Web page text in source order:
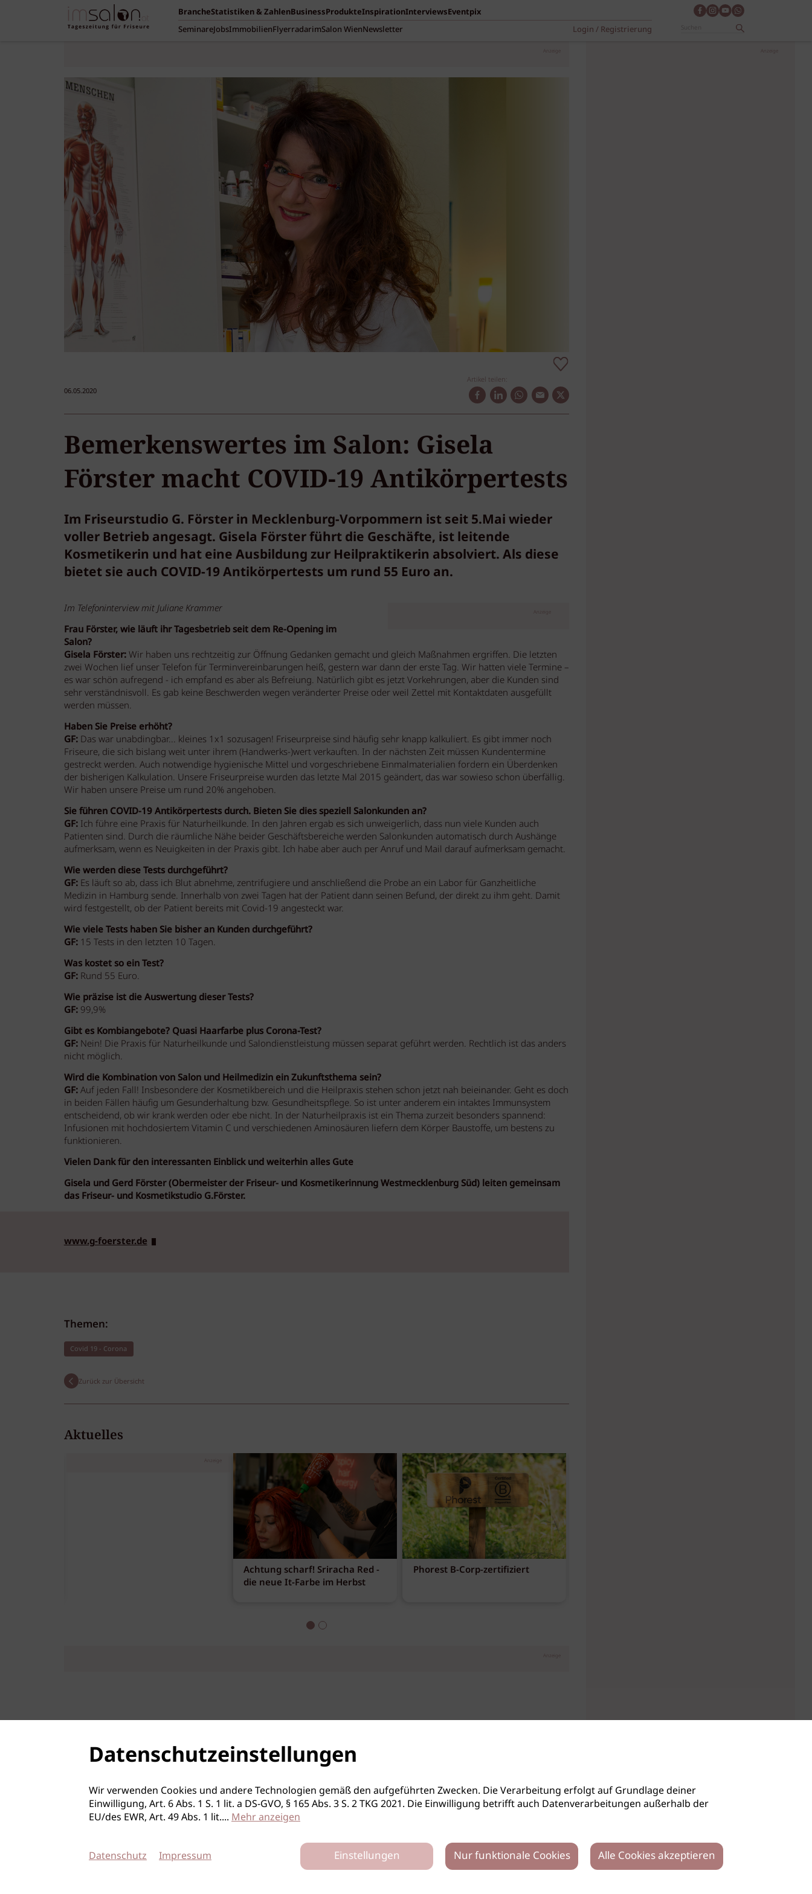
BrancheStatistiken & ZahlenBusinessProdukteInspirationInterviewsEventpix
SeminareJobsImmobilienFlyerradarimSalon WienNewsletter Login / Registrierung
Anzeige
06.05.2020
Artikel teilen:
Bemerkenswertes im Salon: Gisela
Förster macht COVID-19 Antikörpertests
Im Friseurstudio G. Förster in Mecklenburg-Vorpommern ist seit 5.Mai wieder
voller Betrieb angesagt. Gisela Förster führt die Geschäfte, ist leitende
Kosmetikerin und hat eine Ausbildung zur Heilpraktikerin absolviert. Als diese
bietet sie auch COVID-19 Antikörpertests um rund 55 Euro an.
Anzeige
Im Telefoninterview mit Juliane Krammer
Frau Förster, wie läuft ihr Tagesbetrieb seit dem Re-Opening im
Salon?
Gisela Förster:Wir haben uns rechtzeitig zur Öffnung Gedanken gemacht und gleich Maßnahmen ergriffen. Die letzten
zwei Wochen lief unser Telefon für Terminvereinbarungen heiß, gestern war dann der erste Tag. Wir hatten viele Termine –
es war schön aufregend - ich empfand es aber als Befreiung. Natürlich gibt es jetzt Vorkehrungen, aber die Kunden sind
sehr verständnisvoll. Es gab keine Beschwerden wegen veränderter Preise oder weil Zettel mit Kontaktdaten ausgefüllt
werden müssen.
Haben Sie Preise erhöht?
GF:Das war unabdingbar... kleines 1x1 sozusagen! Friseurpreise sind häufig sehr knapp kalkuliert. Es gibt immer noch
Friseure, die sich bislang weit unter ihrem (Handwerks-)wert verkauften. In der nächsten Zeit müssen Kundentermine
gestreckt werden. Auch notwendige hygienische Mittel und vorgeschriebene Einmalmaterialien fordern ein Überdenken
der bisherigen Kalkulation. Unsere Friseurpreise wurden das letzte Mal 2015 geändert, das war sowieso schon überfällig.
Wir haben unsere Preise um rund 20% angehoben.
Sie führen COVID-19 Antikörpertests durch. Bieten Sie dies speziell Salonkunden an?
GF:Ich führe eine Praxis für Naturheilkunde. In den Jahren ergab es sich unweigerlich, dass nun viele Kunden auch
Patienten sind. Durch die räumliche Nähe beider Geschäftsbereiche werden Salonkunden automatisch durch Aushänge
aufmerksam, wenn es Neuigkeiten in der Praxis gibt. Ich habe aber auch per Anruf und Mail darauf aufmerksam gemacht.
Wie werden diese Tests durchgeführt?
GF:Es läuft so ab, dass ich Blut abnehme, zentrifugiere und anschließend die Probe an ein Labor für Ganzheitliche
Medizin in Hamburg sende. Innerhalb von zwei Tagen hat der Patient dann seinen Befund, der direkt zu ihm geht. Damit
wird festgestellt, ob der Patient bereits mit Covid-19 angesteckt war.
Wie viele Tests haben Sie bisher an Kunden durchgeführt?
GF:15 Tests in den letzten 10 Tagen.
Was kostet so ein Test?
GF:Rund 55 Euro.
Wie präzise ist die Auswertung dieser Tests?
GF:99,9%
Gibt es Kombiangebote? Quasi Haarfarbe plus Corona-Test?
GF:Nein! Die Praxis für Naturheilkunde und Salondienstleistung müssen separat geführt werden. Rechtlich ist das anders
nicht möglich.
Wird die Kombination von Salon und Heilmedizin ein Zukunftsthema sein?
GF:Auf jeden Fall! Insbesondere der Kosmetikbereich und die Heilpraxis stehen schon jetzt nah beieinander. Geht es doch
in beiden Fällen häufig um Gesunderhaltung bzw. Gesundheitspflege. So ist unter anderem ein intaktes Immunsystem
entscheidend, ob wir krank werden oder ebe nicht. In der Naturheilpraxis ist ein Thema zurzeit besonders spannend:
Infusionen mit hochdosiertem Vitamin C und verschiedenen Aminosäuren liefern dem Körper Baustoffe, um bestens zu
funktionieren.
Vielen Dank für den interessanten Einblick und weiterhin alles Gute
Gisela und Gerd Förster (Obermeister der Friseur- und Kosmetikerinnung Westmecklenburg Süd) leiten gemeinsam
das Friseur- und Kosmetikstudio G.Förster.
www.g-foerster.de
Themen:
Covid 19 - Corona
Zurück zur Übersicht
Aktuelles
Anzeige
Achtung scharf! Sriracha Red -
die neue It-Farbe im Herbst
Phorest B-Corp-zertifiziert
Anzeige
Anzeige
Datenschutzeinstellungen
Wir verwenden Cookies und andere Technologien gemäß den aufgeführten Zwecken. Die Verarbeitung erfolgt auf Grundlage deiner
Einwilligung, Art. 6 Abs. 1 S. 1 lit. a DS-GVO, § 165 Abs. 3 S. 2 TKG 2021. Die Einwilligung betrifft auch Datenverarbeitungen außerhalb der
EU/des EWR, Art. 49 Abs. 1 lit.... Mehr anzeigen
Datenschutz Impressum Einstellungen Nur funktionale Cookies Alle Cookies akzeptieren